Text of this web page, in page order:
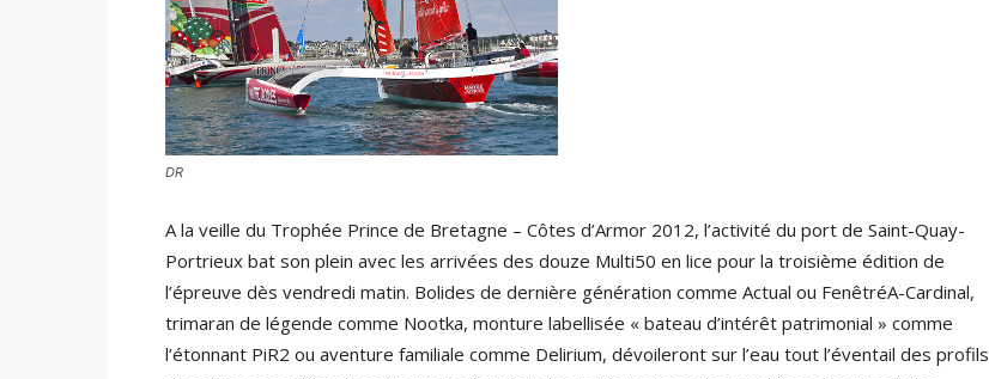
DR
A la veille du Trophée Prince de Bretagne – Côtes d’Armor 2012, l’activité du port de Saint-Quay-
Portrieux bat son plein avec les arrivées des douze Multi50 en lice pour la troisième édition de
l’épreuve dès vendredi matin. Bolides de dernière génération comme Actual ou FenêtréA-Cardinal,
trimaran de légende comme Nootka, monture labellisée « bateau d’intérêt patrimonial » comme
l’étonnant PiR2 ou aventure familiale comme Delirium, dévoileront sur l’eau tout l’éventail des profils